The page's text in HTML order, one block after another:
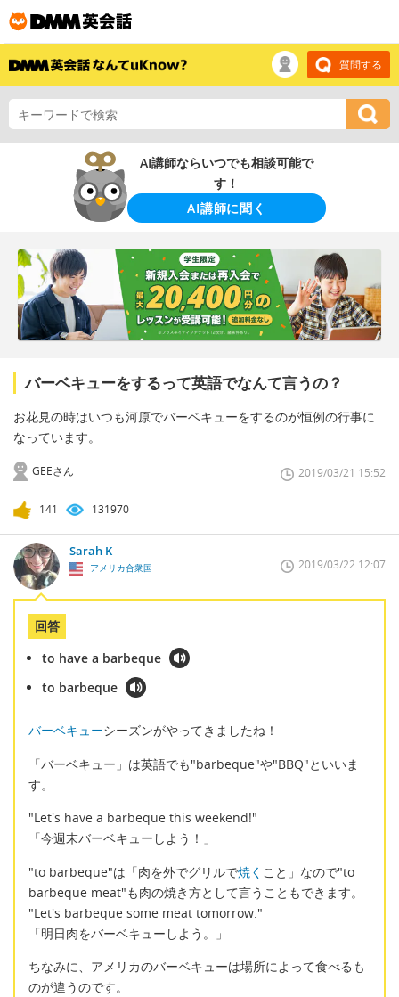
質問する
AI講師ならいつでも相談可能で
す！
AI講師に聞く
バーベキューをするって英語でなんて言うの？
お花見の時はいつも河原でバーベキューをするのが恒例の行事に
なっています。
GEEさん 2019/03/21 15:52
141 131970
Sarah K
アメリカ合衆国 2019/03/22 12:07
回答
to have a barbeque
to barbeque
バーベキューシーズンがやってきましたね！
「バーベキュー」は英語でも"barbeque"や"BBQ"といいま
す。
"Let's have a barbeque this weekend!"
「今週末バーベキューしよう！」
"to barbeque"は「肉を外でグリルで焼く こと」なので"to
barbeque meat"も肉の焼き方として言うこともできます。
"Let's barbeque some meat tomorrow."
「明日肉をバーベキューしよう。」
ちなみに、アメリカのバーベキューは場所によって食べるも
のが違うのです。